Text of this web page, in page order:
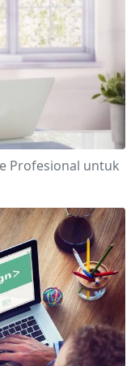
Profesional untuk